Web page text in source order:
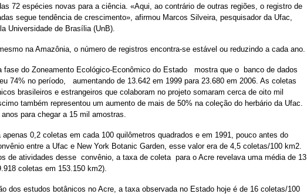
72 espécies novas para a ciência. «Aqui, ao contrário de outras regiões, o registro de
segue tendência de crescimento», afirmou Marcos Silveira, pesquisador da Ufac,
Universidade de Brasília (UnB).
na Amazônia, o número de registros encontra-se estável ou reduzindo a cada ano.
fase do Zoneamento Ecológico-Econômico do Estado mostra que o banco de dados
74% no período, aumentando de 13.642 em 1999 para 23.680 em 2006. As coletas
brasileiros e estrangeiros que colaboram no projeto somaram cerca de oito mil
também representou um aumento de mais de 50% na coleção do herbário da Ufac.
para chegar a 15 mil amostras.
0,2 coletas em cada 100 quilômetros quadrados e em 1991, pouco antes do
entre a Ufac e New York Botanic Garden, esse valor era de 4,5 coletas/100 km2.
de atividades desse convênio, a taxa de coleta para o Acre revelava uma média de 13
coletas em 153.150 km2).
dos estudos botânicos no Acre, a taxa observada no Estado hoje é de 16 coletas/100